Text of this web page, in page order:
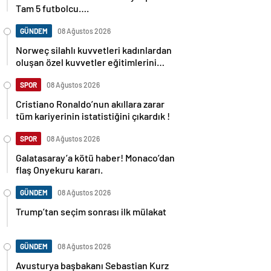
Tam 5 futbolcu….
GÜNDEM 08 Ağustos 2026
Norweç silahlı kuvvetleri kadınlardan
oluşan özel kuvvetler eğitimlerini
SPOR 08 Ağustos 2026
Cristiano Ronaldo’nun akıllara zarar
tüm kariyerinin istatistiğini çıkardık !
SPOR 08 Ağustos 2026
Galatasaray’a kötü haber! Monaco’dan
flaş Onyekuru kararı.
GÜNDEM 08 Ağustos 2026
Trump’tan seçim sonrası ilk mülakat
GÜNDEM 08 Ağustos 2026
Avusturya başbakanı Sebastian Kurz